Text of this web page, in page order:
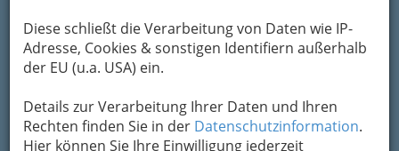
Diese schließt die Verarbeitung von Daten wie IP-
Adresse, Cookies & sonstigen Identifiern außerhalb
der EU (u.a. USA) ein.
Details zur Verarbeitung Ihrer Daten und Ihren
Rechten finden Sie in der Datenschutzinformation.
Hier können Sie Ihre Einwilligung jederzeit
1
Vogl & Co AutoverkaufsgesmbH
Schießstattgasse 65, 8010 Graz
+43 316 8080-14